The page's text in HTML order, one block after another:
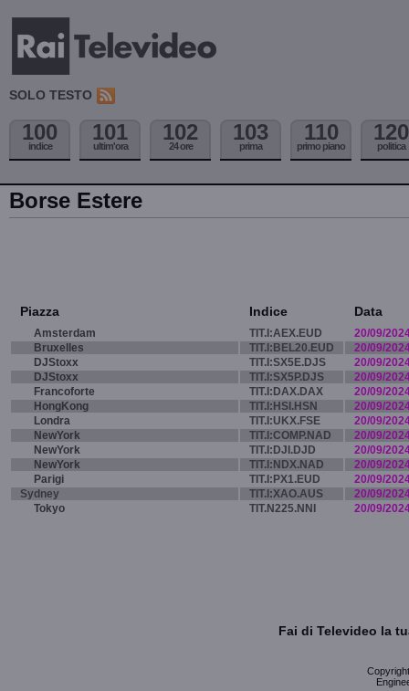
SOLO TESTO
100
indice
101
ultim'ora
102
24 ore
103
prima
110
primo piano
120
politica
Borse Estere
Piazza Indice Data
Amsterdam TIT.I:AEX.EUD
20/09/
Bruxelles
TIT.I:BEL20.EUD
20/09/
DJStoxx
TIT.I:SX5E.DJS
20/09/
DJStoxx
TIT.I:SX5P.DJS
20/09/
Francoforte
TIT.I:DAX.DAX
20/09/
HongKong
TIT.I:HSI.HSN
20/09/
Londra
TIT.I:UKX.FSE
20/09/
NewYork
TIT.I:COMP.NAD
20/09/
NewYork
TIT.I:DJI.DJD
20/09/
NewYork
TIT.I:NDX.NAD
20/09/
Parigi
TIT.I:PX1.EUD
20/09/
Sydney
TIT.I:XAO.AUS
20/09/
Tokyo
TIT.N225.NNI 20/09/
Fai di Televideo la